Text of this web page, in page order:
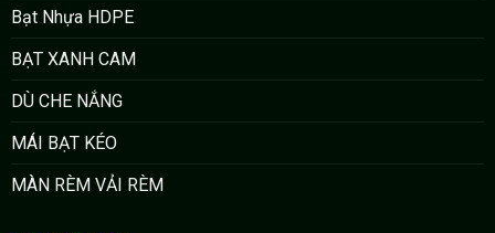
Bạt Nhựa HDPE
BẠT XANH CAM
DÙ CHE NẮNG
MÁI BẠT KÉO
MÀN RÈM VẢI RÈM